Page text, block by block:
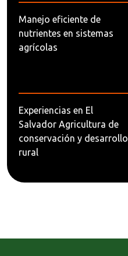
Manejo eficiente de
nutrientes en sistemas
agrícolas
Experiencias en El
Salvador Agricultura de
conservación y desarrollo
rural